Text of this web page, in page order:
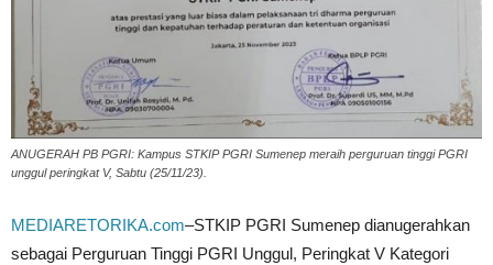
ANUGERAH PB PGRI: Kampus STKIP PGRI Sumenep meraih perguruan tinggi PGRI
unggul peringkat V, Sabtu (25/11/23).
MEDIARETORIKA.com–STKIP PGRI Sumenep dianugerahkan
sebagai Perguruan Tinggi PGRI Unggul, Peringkat V Kategori